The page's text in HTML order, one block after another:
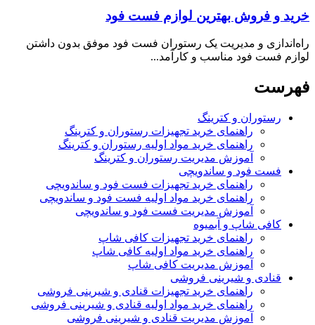
خرید و فروش بهترین لوازم فست فود
راه‌اندازی و مدیریت یک رستوران فست فود موفق بدون داشتن
لوازم فست فود مناسب و کارآمد...
فهرست
رستوران و کترینگ
راهنمای خرید تجهیزات رستوران و کترینگ
راهنمای خرید مواد اولیه رستوران و کترینگ
آموزش مدیریت رستوران و کترینگ
فست فود و ساندویچی
راهنمای خرید تجهیزات فست فود و ساندویچی
راهنمای خرید مواد اولیه فست فود و ساندویچی
آموزش مدیریت فست فود و ساندویچی
کافی شاپ و آبمیوه
راهنمای خرید تجهیزات کافی شاپ
راهنمای خرید مواد اولیه کافی‌ شاپ‌
آموزش مدیریت کافی شاپ
قنادی و شیرینی فروشی
راهنمای خرید تجهیزات قنادی و شیرینی فروشی
راهنمای خرید مواد اولیه قنادی و شیرینی فروشی
آموزش مدیریت قنادی و شیرینی فروشی